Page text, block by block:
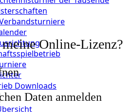
Downloads
Online-Lizenz?
Daten anmelden